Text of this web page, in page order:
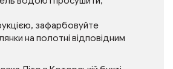
зафарбовуйте
на полотні відповідним